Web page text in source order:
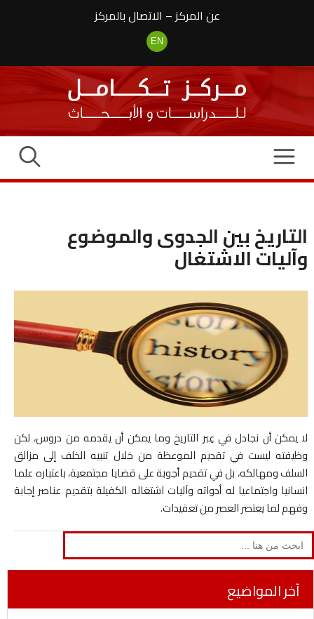
عن المركز– الاتصال بالمركز
EN
التاريخ بين الجدوى والموضوع
وآليات الاشتغال
لا يمكن أن نجادل في عِبر التاريخ وما يمكن أن يقدمه من دروس، لكن
وظيفته ليست في تقديم الموعظة من خلال تنبيه الخلف إلى مزالق
السلف ومهالكه، بل في تقديم أجوبة على قضايا مجتمعية، باعتباره علما
انسانيا واجتماعيا له أدواته وآليات اشتغاله الكفيلة بتقديم عناصر إجابة
وفهم لما يعتصر العصر من تعقيدات.
Search
for:
آخر المواضيع